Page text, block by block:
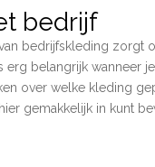
bedrijf
bedrijfskleding zorgt
belangrijk wanneer
over welke kleding
gemakkelijk in kunt